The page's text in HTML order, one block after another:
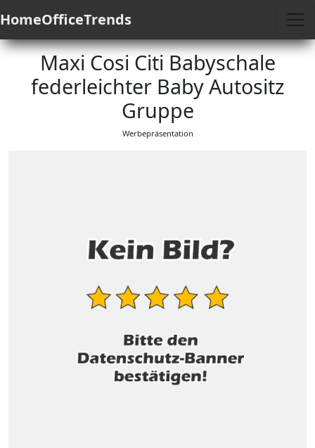
HomeOfficeTrends
Maxi Cosi Citi Babyschale
federleichter Baby Autositz
Gruppe
Werbepräsentation